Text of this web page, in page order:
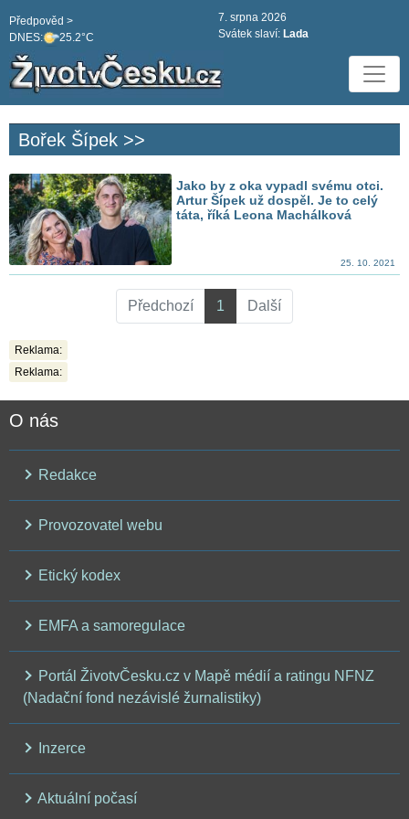
DNES: 25.2°C
Předpověd >
7. srpna 2026
Svátek slaví: Lada
Bořek Šípek >>
Jako by z oka vypadl svému otci.
Artur Šípek už dospěl. Je to celý
táta, říká Leona Machálková
25. 10. 2021
Předchozí 1 Další
Reklama:
Reklama:
O nás
Redakce
Provozovatel webu
Etický kodex
EMFA a samoregulace
Portál ŽivotvČesku.cz v Mapě médií a ratingu NFNZ
(Nadační fond nezávislé žurnalistiky)
Inzerce
Aktuální počasí